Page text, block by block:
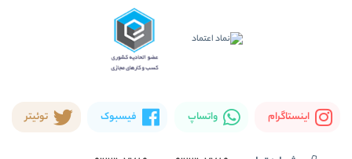
اینستاگرام واتساپ فیسبوک توئیتر